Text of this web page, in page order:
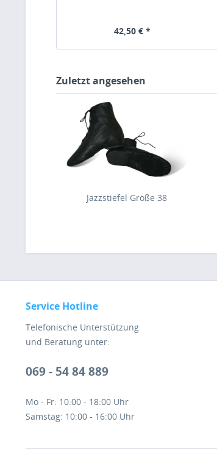
42,50 € *
Zuletzt angesehen
Jazzstiefel Größe 38
Service Hotline
Telefonische Unterstützung
und Beratung unter:
069 - 54 84 889
Mo - Fr: 10:00 - 18:00 Uhr
Samstag: 10:00 - 16:00 Uhr